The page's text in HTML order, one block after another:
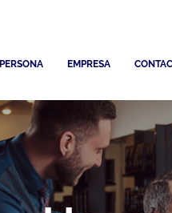
PERSONA EMPRESA